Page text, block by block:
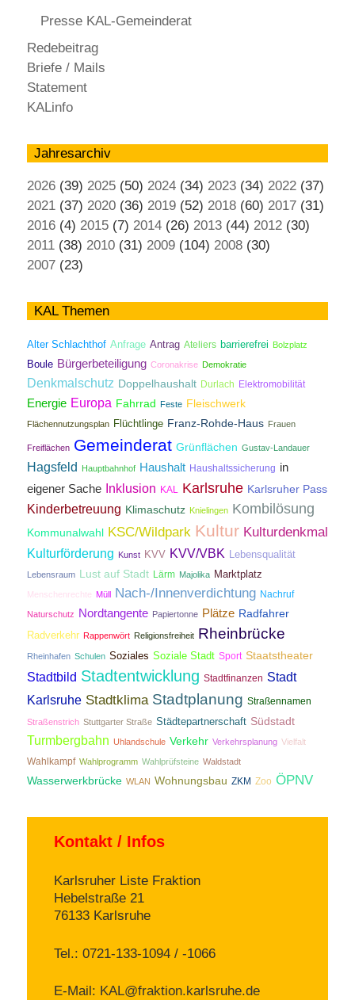
Presse KAL-Gemeinderat
Redebeitrag
Briefe / Mails
Statement
KALinfo
Jahresarchiv
2026 (39) 2025 (50) 2024 (34) 2023 (34) 2022 (37)
2021 (37) 2020 (36) 2019 (52) 2018 (60) 2017 (31)
2016 (4) 2015 (7) 2014 (26) 2013 (44) 2012 (30)
2011 (38) 2010 (31) 2009 (104) 2008 (30)
2007 (23)
KAL Themen
Alter Schlachthof Anfrage Antrag Ateliers barrierefrei Bolzplatz
Boule Bürgerbeteiligung Coronakrise Demokratie
Denkmalschutz Doppelhaushalt Durlach Elektromobilität
Energie Europa Fahrrad Feste Fleischwerk
Flächennutzungsplan Flüchtlinge Franz-Rohde-Haus Frauen
Freiflächen Gemeinderat Grünflächen Gustav-Landauer
Hagsfeld Hauptbahnhof Haushalt Haushaltssicherung in
eigener Sache Inklusion KAL Karlsruhe Karlsruher Pass
Kinderbetreuung Klimaschutz Knielingen Kombilösung
Kommunalwahl KSC/Wildpark Kultur Kulturdenkmal
Kulturförderung Kunst KVV KVV/VBK Lebensqualität
Lebensraum Lust auf Stadt Lärm Majolika Marktplatz
Menschenrechte Müll Nach-/Innenverdichtung Nachruf
Naturschutz Nordtangente Papiertonne Plätze Radfahrer
Radverkehr Rappenwört Religionsfreiheit Rheinbrücke
Rheinhafen Schulen Soziales Soziale Stadt Sport Staatstheater
Stadtbild Stadtentwicklung Stadtfinanzen Stadt
Karlsruhe Stadtklima Stadtplanung Straßennamen
Straßenstrich Stuttgarter Straße Städtepartnerschaft Südstadt
Turmbergbahn Uhlandschule Verkehr Verkehrsplanung Vielfalt
Wahlkampf Wahlprogramm Wahlprüfsteine Waldstadt
Wasserwerkbrücke WLAN Wohnungsbau ZKM Zoo ÖPNV
Kontakt / Infos
Karlsruher Liste Fraktion
Hebelstraße 21
76133 Karlsruhe
Tel.: 0721-133-1094 / -1066
E-Mail: KAL@fraktion.karlsruhe.de